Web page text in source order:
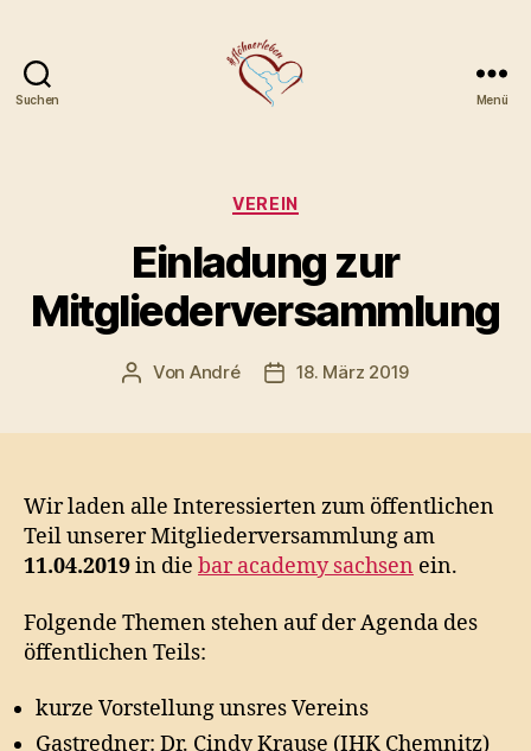
Suchen
Flöha
Menü
Kategorien
VEREIN
Einladung zur
Mitgliederversammlung
Beitragsautor
Von André Veröffentlichungsdatum
18. März 2019
Wir laden alle Interessierten zum öffentlichen
Teil unserer Mitgliederversammlung am
11.04.2019in die bar academy sachsen ein.
Folgende Themen stehen auf der Agenda des
öffentlichen Teils:
kurze Vorstellung unsres Vereins
Gastredner: Dr. Cindy Krause (IHK Chemnitz)